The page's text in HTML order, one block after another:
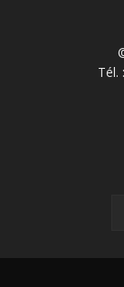
Tél.